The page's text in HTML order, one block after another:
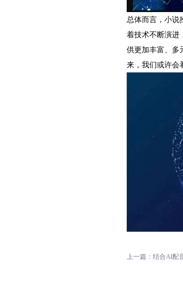
总体而言，小说
着技术不断演进
供更加丰富、多
来，我们或许会